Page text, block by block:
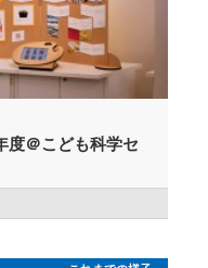
度＠こども科学セ